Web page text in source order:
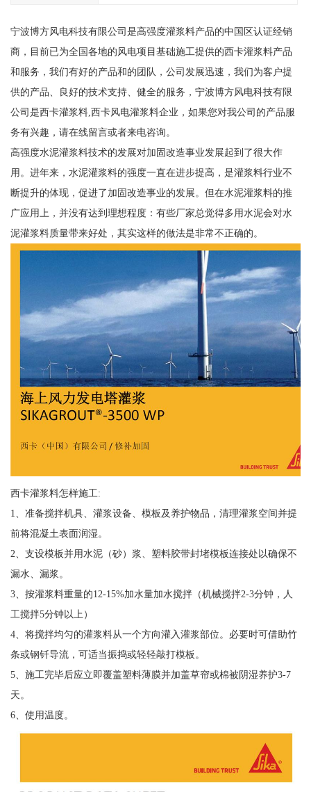
宁波博方风电科技有限公司是高强度灌浆料产品的中国区认证经销
商，目前已为全国各地的风电项目基础施工提供的西卡灌浆料产品
和服务，我们有好的产品和的团队，公司发展迅速，我们为客户提
供的产品、良好的技术支持、健全的服务，宁波博方风电科技有限
公司是西卡灌浆料,西卡风电灌浆料企业，如果您对我公司的产品服
务有兴趣，请在线留言或者来电咨询。
高强度水泥灌浆料技术的发展对加固改造事业发展起到了很大作
用。进年来，水泥灌浆料的强度一直在进步提高，是灌浆料行业不
断提升的体现，促进了加固改造事业的发展。但在水泥灌浆料的推
广应用上，并没有达到理想程度：有些厂家总觉得多用水泥会对水
泥灌浆料质量带来好处，其实这样的做法是非常不正确的。
西卡灌浆料怎样施工:
1、准备搅拌机具、灌浆设备、模板及养护物品，清理灌浆空间并提
前将混凝土表面润湿。
2、支设模板并用水泥（砂）浆、塑料胶带封堵模板连接处以确保不
漏水、漏浆。
3、按灌浆料重量的12-15%加水量加水搅拌（机械搅拌2-3分钟，人
工搅拌5分钟以上）
4、将搅拌均匀的灌浆料从一个方向灌入灌浆部位。必要时可借助竹
条或钢钎导流，可适当振捣或轻轻敲打模板。
5、施工完毕后应立即覆盖塑料薄膜并加盖草帘或棉被阴湿养护3-7
天。
6、使用温度。